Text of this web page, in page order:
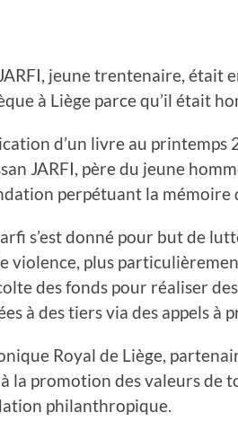
jeune trentenaire, était
à Liège parce qu’il était
d’un livre au printemps
JARFI, père du jeune
perpétuant la mémoire
s’est donné pour but de
violence, plus
des fonds pour réaliser
à des tiers via des appels à
Royal de Liège,
à la promotion des valeurs de
philanthropique.